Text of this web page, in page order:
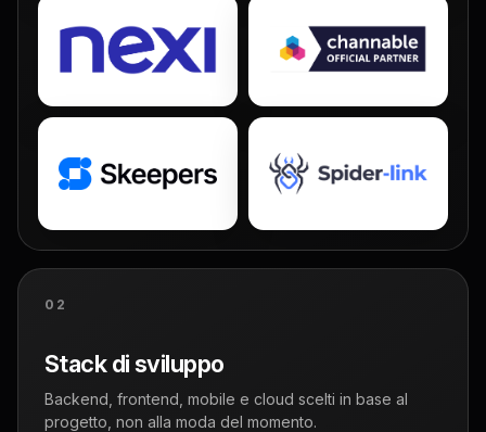
02
Stack di sviluppo
Backend, frontend, mobile e cloud scelti in base al
progetto, non alla moda del momento.